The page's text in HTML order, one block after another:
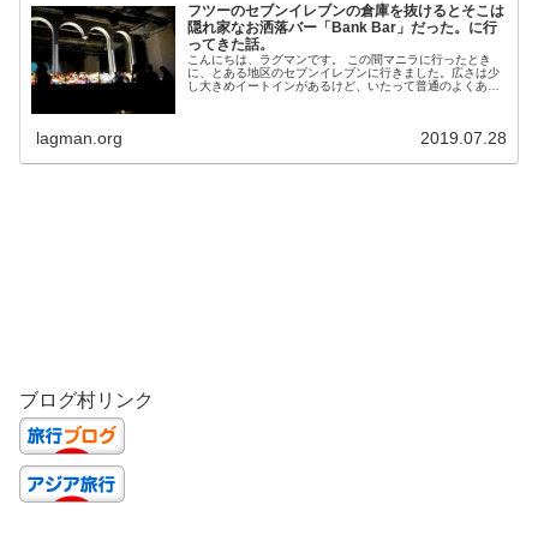
フツーのセブンイレブンの倉庫を抜けるとそこは
隠れ家なお洒落バー「Bank Bar」だった。に行
ってきた話。
こんにちは、ラグマンです。 この間マニラに行ったとき
に、とある地区のセブンイレブンに行きました。広さは少
し大きめイートインがあるけど、いたって普通のよくある
倉庫っぽいドアの前に立っている人に「バーに行き...
lagman.org 2019.07.28
ブログ村リンク